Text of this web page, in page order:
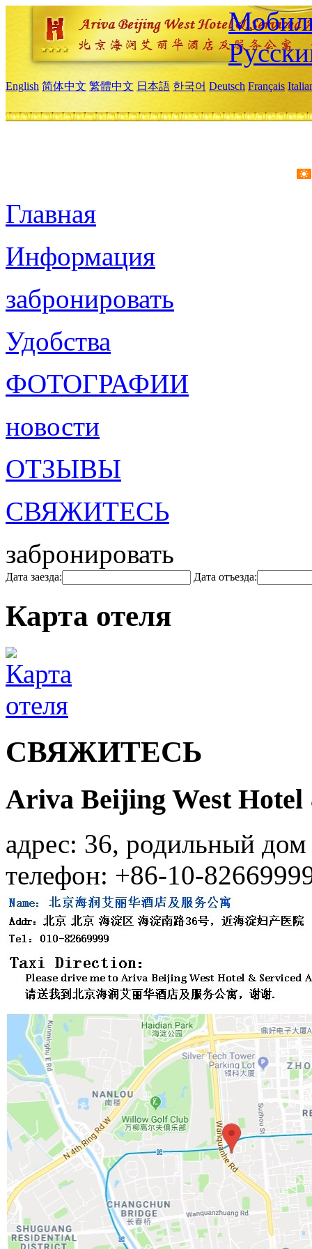
English 简体中文 繁體中文 日本語 한국어 Deutsch Français
Главная
Информация
забронировать
Удобства
ФОТОГРАФИИ
новости
ОТЗЫВЫ
СВЯЖИТЕСЬ
забронировать
Дата заезда: Дата отъезда:
Карта отеля
СВЯЖИТЕСЬ
Ariva Beijing West
адрес: 36, родильный дом
телефон: +86-10-